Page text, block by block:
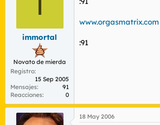
immortal
Novato de mierda
Registro
15 Sep 2005
Mensajes
91
Reacciones
0
www.orgasmatrix.com
:91
18 May 2006